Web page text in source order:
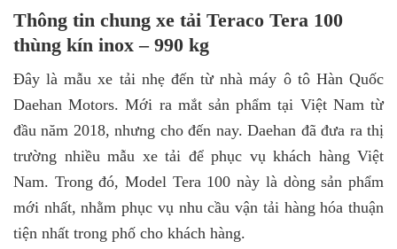
Thông tin chung xe tải Teraco Tera 100
thùng kín inox – 990 kg
Đây là mẫu xe tải nhẹ đến từ nhà máy ô tô Hàn Quốc
Daehan Motors. Mới ra mắt sản phẩm tại Việt Nam từ
đầu năm 2018, nhưng cho đến nay. Daehan đã đưa ra thị
trường nhiều mẫu xe tải để phục vụ khách hàng Việt
Nam. Trong đó, Model Tera 100 này là dòng sản phẩm
mới nhất, nhằm phục vụ nhu cầu vận tải hàng hóa thuận
tiện nhất trong phố cho khách hàng.